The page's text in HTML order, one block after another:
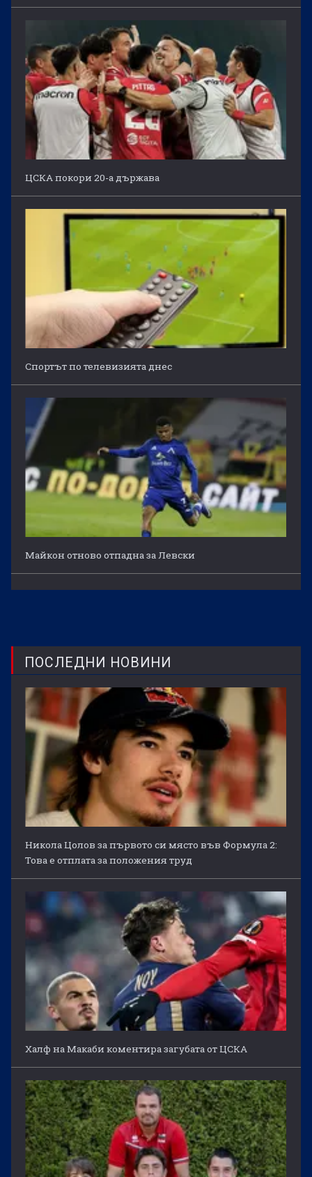
ЦСКА покори 20-а държава
Спортът по телевизията днес
Майкон отново отпадна за Левски
ПОСЛЕДНИ НОВИНИ
Никола Цолов за първото си място във Формула 2:
Това е отплата за положения труд
Халф на Макаби коментира загубата от ЦСКА